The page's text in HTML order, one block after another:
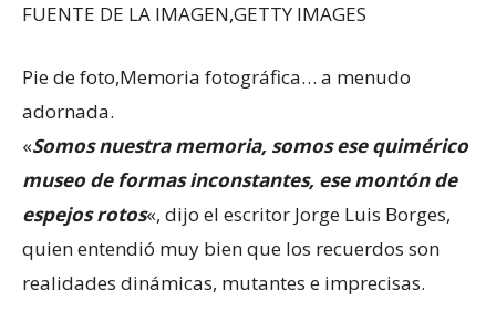
FUENTE DE LA IMAGEN,GETTY IMAGES
Pie de foto,Memoria fotográfica… a menudo
adornada.
«Somos nuestra memoria, somos ese quimérico
museo de formas inconstantes, ese montón de
espejos rotos«, dijo el escritor Jorge Luis Borges,
quien entendió muy bien que los recuerdos son
realidades dinámicas, mutantes e imprecisas.